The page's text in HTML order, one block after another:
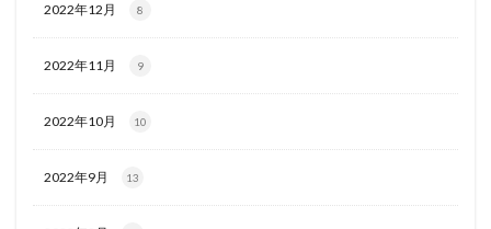
2022年12月 8
2022年11月 9
2022年10月 10
2022年9月 13